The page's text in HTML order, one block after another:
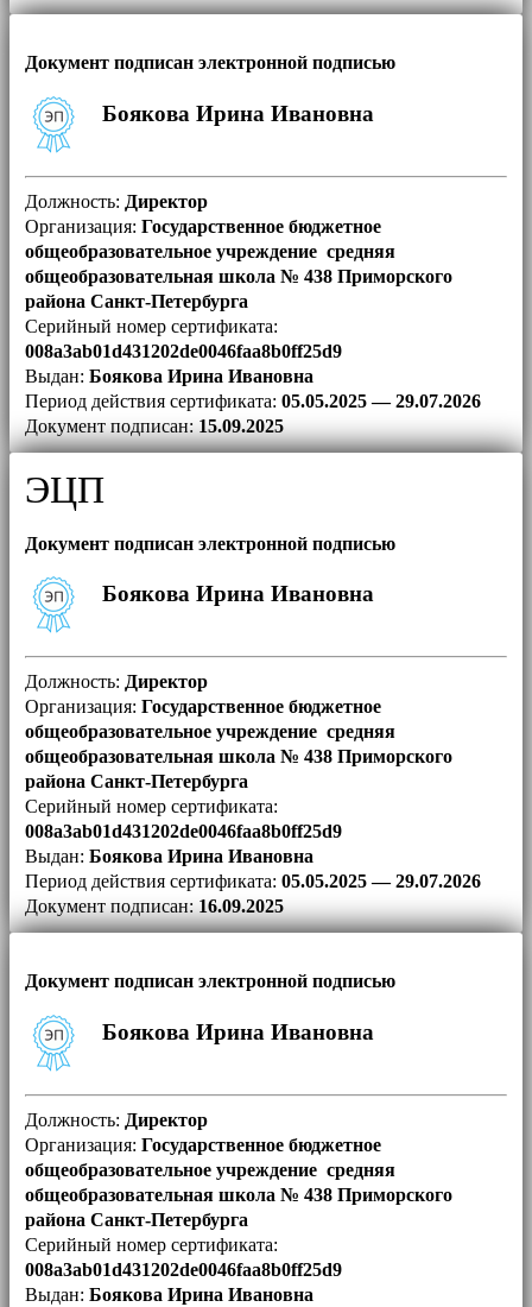
Документ подписан электронной подписью
Боякова Ирина Ивановна
Должность: Директор
Организация: Государственное бюджетное
общеобразовательное учреждение средняя
общеобразовательная школа № 438 Приморского
района Санкт-Петербурга
Серийный номер сертификата:
008a3ab01d431202de0046faa8b0ff25d9
Выдан: Боякова Ирина Ивановна
Период действия сертификата: 05.05.2025 — 29.07.2026
Документ подписан: 15.09.2025
ЭЦП
Документ подписан электронной подписью
Боякова Ирина Ивановна
Должность: Директор
Организация: Государственное бюджетное
общеобразовательное учреждение средняя
общеобразовательная школа № 438 Приморского
района Санкт-Петербурга
Серийный номер сертификата:
008a3ab01d431202de0046faa8b0ff25d9
Выдан: Боякова Ирина Ивановна
Период действия сертификата: 05.05.2025 — 29.07.2026
Документ подписан: 16.09.2025
Документ подписан электронной подписью
Боякова Ирина Ивановна
Должность: Директор
Организация: Государственное бюджетное
общеобразовательное учреждение средняя
общеобразовательная школа № 438 Приморского
района Санкт-Петербурга
Серийный номер сертификата:
008a3ab01d431202de0046faa8b0ff25d9
Выдан: Боякова Ирина Ивановна